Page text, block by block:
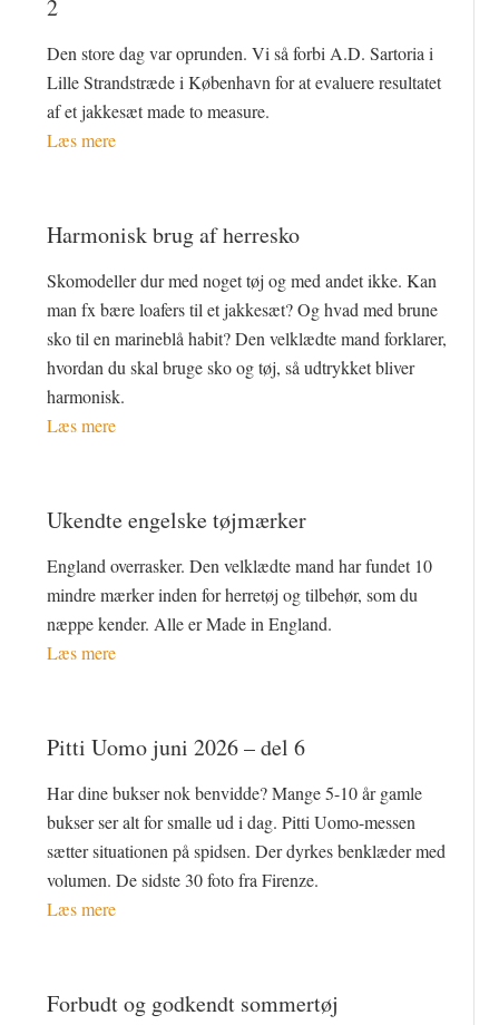
2
Den store dag var oprunden. Vi så forbi A.D. Sartoria i
Lille Strandstræde i København for at evaluere resultatet
af et jakkesæt made to measure.
Læs mere
Harmonisk brug af herresko
Skomodeller dur med noget tøj og med andet ikke. Kan
man fx bære loafers til et jakkesæt? Og hvad med brune
sko til en marineblå habit? Den velklædte mand forklarer,
hvordan du skal bruge sko og tøj, så udtrykket bliver
harmonisk.
Læs mere
Ukendte engelske tøjmærker
England overrasker. Den velklædte mand har fundet 10
mindre mærker inden for herretøj og tilbehør, som du
næppe kender. Alle er Made in England.
Læs mere
Pitti Uomo juni 2026 – del 6
Har dine bukser nok benvidde? Mange 5-10 år gamle
bukser ser alt for smalle ud i dag. Pitti Uomo-messen
sætter situationen på spidsen. Der dyrkes benklæder med
volumen. De sidste 30 foto fra Firenze.
Læs mere
Forbudt og godkendt sommertøj